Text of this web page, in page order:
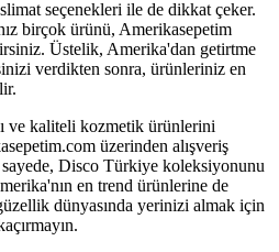
seçenekleri ile de dikkat çeker.
birçok ürünü, Amerikasepetim
Üstelik, Amerika'dan getirtme
verdikten sonra, ürünleriniz en
ve kaliteli kozmetik ürünlerini
üzerinden alışveriş
Disco Türkiye koleksiyonunu
en trend ürünlerine de
dünyasında yerinizi almak için